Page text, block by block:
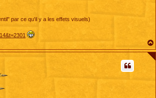
par ce qu'il y a les effets visuels)